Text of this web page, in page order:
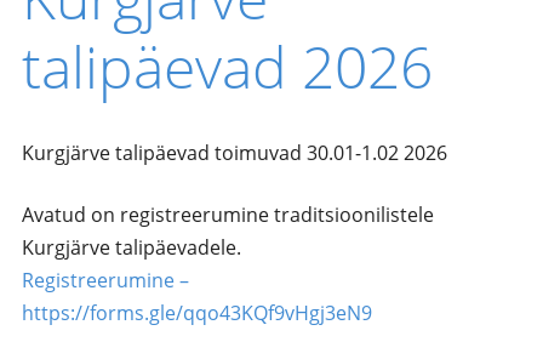
talipäevad 2026
Kurgjärve talipäevad toimuvad 30.01-1.02 2026
Avatud on registreerumine traditsioonilistele
Kurgjärve talipäevadele.
Registreerumine –
https://forms.gle/qqo43KQf9vHgj3eN9